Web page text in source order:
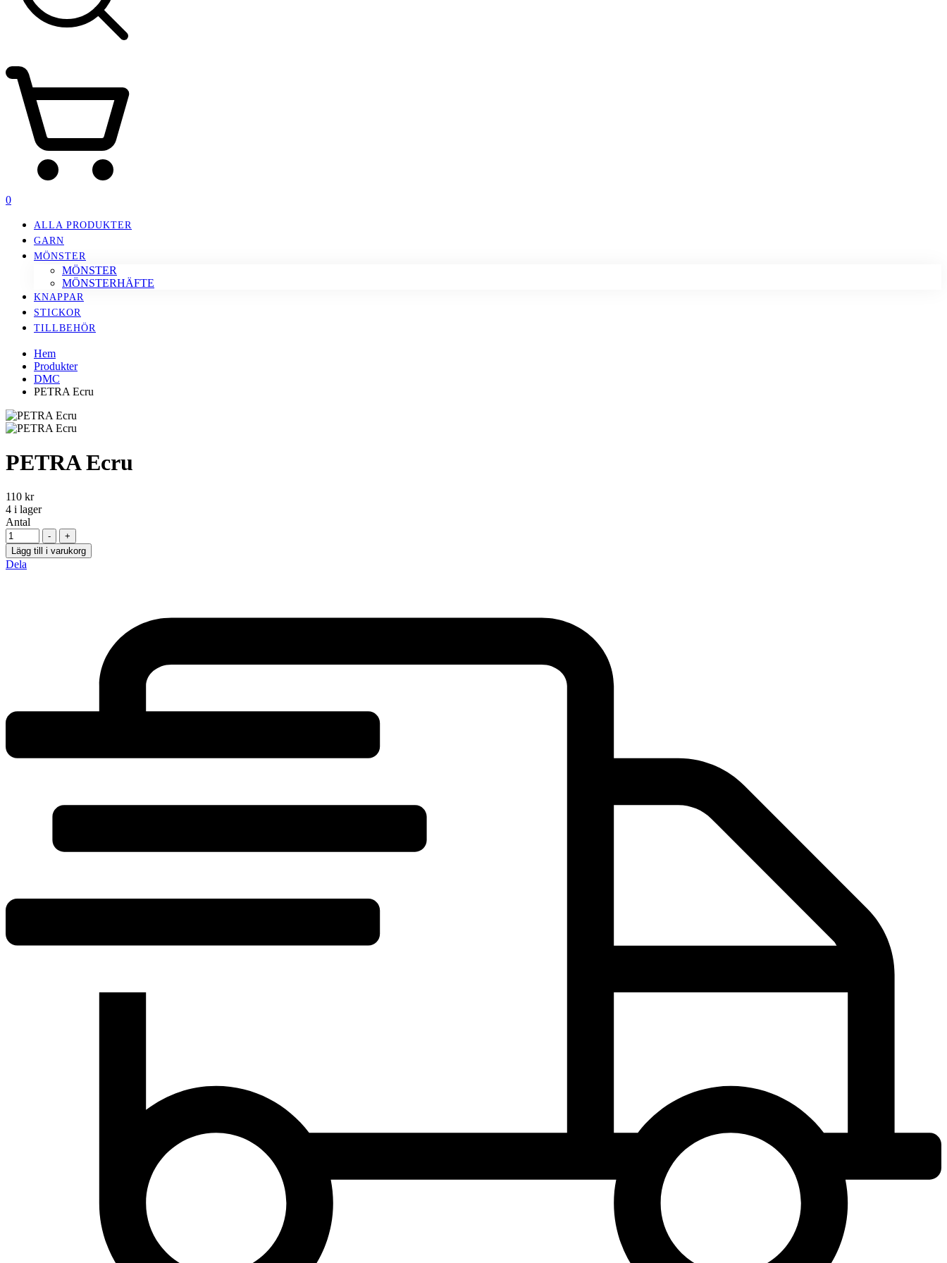
0
ALLA PRODUKTER
GARN
MÖNSTER
MÖNSTER
MÖNSTERHÄFTE
KNAPPAR
STICKOR
TILLBEHÖR
Hem
Produkter
DMC
PETRA Ecru
PETRA Ecru
110 kr
4 i lager
Antal
-
+
Lägg till i varukorg
Dela